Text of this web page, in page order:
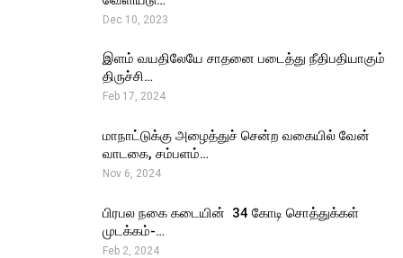
Dec 10, 2023
இளம் வயதிலேயே சாதனை படைத்து நீதிபதியாகும்
திருச்சி…
Feb 17, 2024
மாநாட்டுக்கு அழைத்துச் சென்ற வகையில் வேன்
வாடகை, சம்பளம்…
Nov 6, 2024
பிரபல நகை கடையின் ₹ 34 கோடி சொத்துக்கள்
முடக்கம்-…
Feb 2, 2024